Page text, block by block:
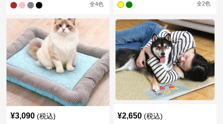
全4色 全2色
¥3,090 (税込) ¥2,650 (税込)